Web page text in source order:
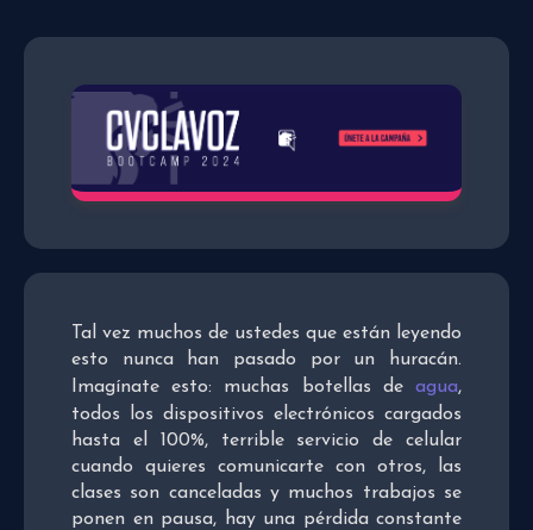
Tal vez muchos de ustedes que están leyendo
esto nunca han pasado por un huracán.
Imagínate esto: muchas botellas de agua,
todos los dispositivos electrónicos cargados
hasta el 100%, terrible servicio de celular
cuando quieres comunicarte con otros, las
clases son canceladas y muchos trabajos se
ponen en pausa, hay una pérdida constante